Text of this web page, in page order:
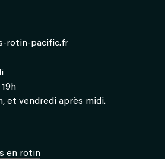
rotin-pacific.fr
et vendredi après midi.
en rotin